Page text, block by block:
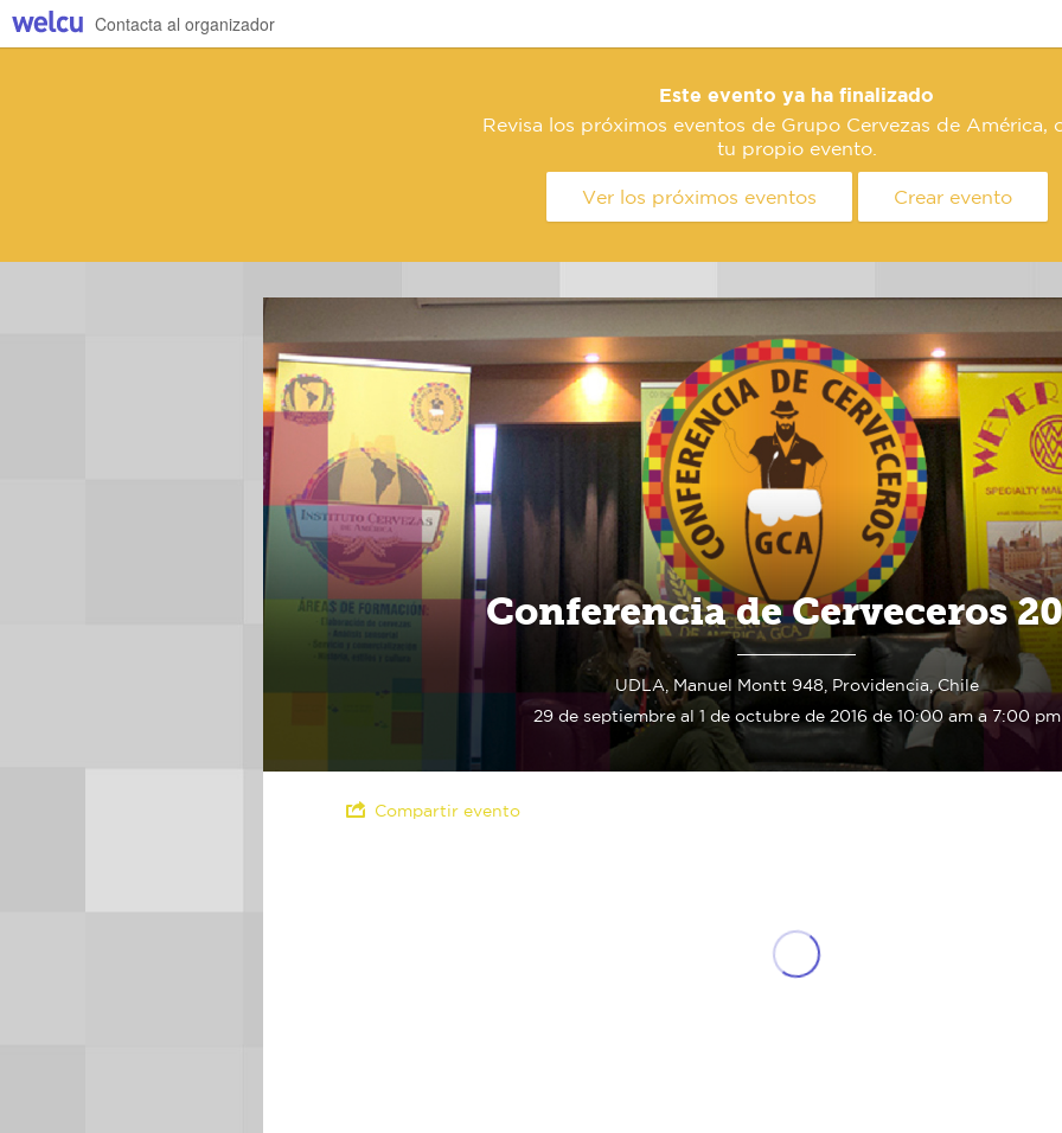
Contacta al organizador
Este evento ya ha finalizado
Revisa los próximos eventos de Grupo Cervezas de América,
tu propio evento.
Ver los próximos eventos Crear evento
Conferencia de Cerveceros
UDLA, Manuel Montt 948, Providencia, Chile
29 de septiembre al 1 de octubre de 2016 de 10:00 am a 7:00 pm
Compartir evento